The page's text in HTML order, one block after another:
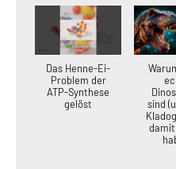
Das Henne-Ei-
Problem der
ATP-Synthese
gelöst
sind